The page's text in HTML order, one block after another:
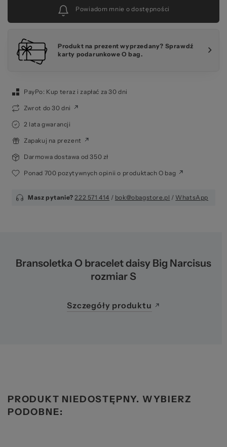
Powiadom mnie o dostępności
Produkt na prezent wyprzedany? Sprawdź
karty podarunkowe O bag.
PayPo: Kup teraz i zapłać za 30 dni
Zwrot do 30 dni
2 lata gwarancji
Zapakuj na prezent
Darmowa dostawa od 350 zł
Ponad 700 pozytywnych opinii o produktach O bag
Masz pytanie? 222 571 414 / bok@obagstore.pl / WhatsApp
Bransoletka O bracelet daisy Big Narcisus
rozmiar S
Szczegóły produktu
PRODUKT NIEDOSTĘPNY. WYBIERZ
PODOBNE: